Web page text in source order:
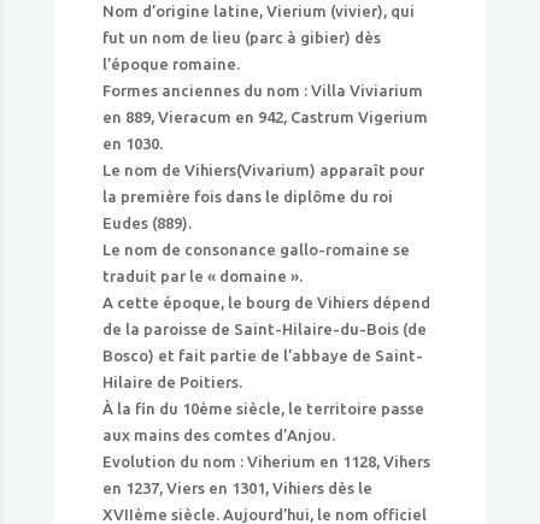
Nom d’origine latine, Vierium (vivier), qui
fut un nom de lieu (parc à gibier) dès
l’époque romaine.
Formes anciennes du nom : Villa Viviarium
en 889, Vieracum en 942, Castrum Vigerium
en 1030.
Le nom de Vihiers(Vivarium) apparaît pour
la première fois dans le diplôme du roi
Eudes (889).
Le nom de consonance gallo-romaine se
traduit par le « domaine ».
A cette époque, le bourg de Vihiers dépend
de la paroisse de Saint-Hilaire-du-Bois (de
Bosco) et fait partie de l’abbaye de Saint-
Hilaire de Poitiers.
À la fin du 10ème siècle, le territoire passe
aux mains des comtes d’Anjou.
Evolution du nom : Viherium en 1128, Vihers
en 1237, Viers en 1301, Vihiers dès le
XVIIème siècle. Aujourd’hui, le nom officiel